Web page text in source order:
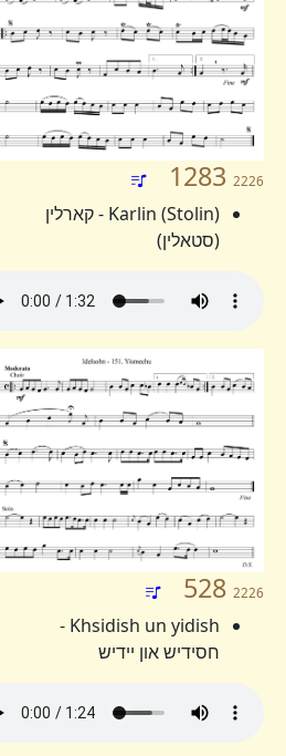
1283 2226
Karlin (Stolin) - קארלין
(סטאלין)
528 2226
Khsidish un yidish -
חסידיש און יידיש